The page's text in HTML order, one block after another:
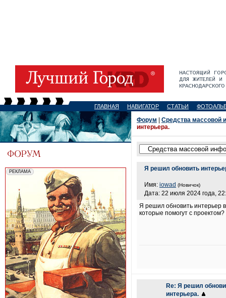
ГЛАВНАЯ НАВИГАТОР СТАТЬИ
Форум
Средства массовой
интерьера.
Я решил обновить
Имя: iowad (Новичок)
Дата: 22 июля 2024 года,
Я решил обновить интерьер
которые помогут с проектом?
Re: Я решил
интерьера.